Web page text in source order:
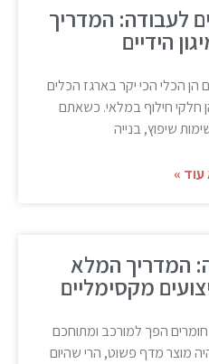
לעבודה: המדריך
הידיים
הן הכלי הכי יקר בארגז הכלים
חלקי חילוף במלאי. כשאתם
שיפוץ, בנייה
»
המדריך המלא
מקסימליים
חומרים הפך למורכב ומתוחכם
מוצר מדף פשוט, הרי שהיום